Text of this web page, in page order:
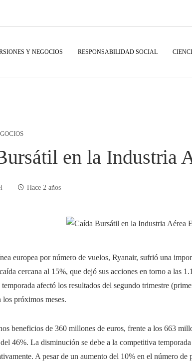
Y NEGOCIOS RESPONSABILIDAD SOCIAL
en la Industria
Hace 2 años
europea por número de vuelos, Ryanair, sufrió una
cercana al 15%, que dejó sus acciones en torno a las
afectó los resultados del segundo trimestre
los próximos meses.
beneficios de 360 ​​millones de euros, frente a los 663
46%. La disminución se debe a la competitiva
A pesar de un aumento del 10% en el número de